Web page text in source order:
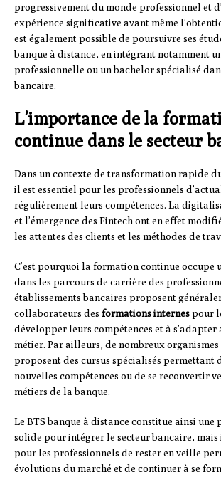
progressivement du monde professionnel et
expérience significative avant même
est également possible de poursuivre ses
banque à distance, en intégrant notamment
professionnelle ou un bachelor spécialisé
bancaire.
L’importance de la
continue dans le secteur
Dans un contexte de transformation rapide
il est essentiel pour les professionnels
régulièrement leurs compétences. La
et l’émergence des Fintech ont en effet
les attentes des clients et les méthodes de
C’est pourquoi la formation continue occupe
dans les parcours de carrière des
établissements bancaires proposent
collaborateurs des formations internespour
développer leurs compétences et à
métier. Par ailleurs, de nombreux
proposent des cursus spécialisés permettant
nouvelles compétences ou de se reconvertir
métiers de la banque.
Le BTS banque à distance constitue ainsi une
solide pour intégrer le secteur bancaire,
pour les professionnels de rester en veille
évolutions du marché et de continuer à se